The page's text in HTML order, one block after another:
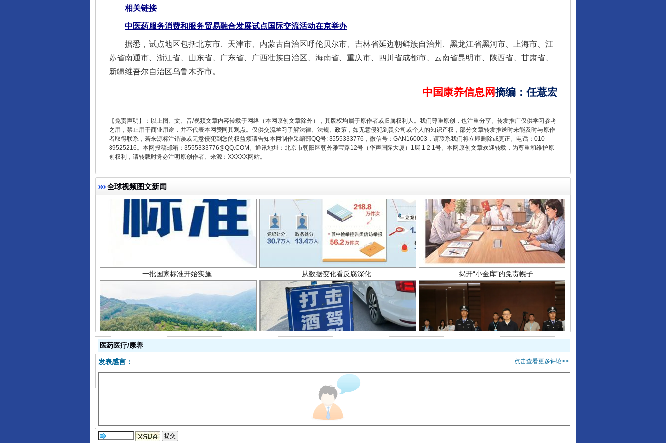
相关链接
中医药服务消费和服务贸易融合发展试点国际交流活动在京举办
据悉，试点地区包括北京市、天津市、内蒙古自治区呼伦贝尔市、吉林省延边朝鲜族自治州、黑龙江省黑河市、上海市、江
苏省南通市、浙江省、山东省、广东省、广西壮族自治区、海南省、重庆市、四川省成都市、云南省昆明市、陕西省、甘肃省、
新疆维吾尔自治区乌鲁木齐市。
中国康养信息网摘编 ：任薏宏
【免责声明】：以上图、文、音/视频文章内容转载于网络（本网原创文章除外），其版权均属于原作者或归属权利人。我们尊重原创，也注重分享。转发推广仅供学习参考
之用，禁止用于商业用途，并不代表本网赞同其观点。仅供交流学习了解法律、法规、政策，如无意侵犯到贵公司或个人的知识产权，部分文章转发推送时未能及时与原作
者取得联系，若来源标注错误或无意侵犯到您的权益烦请告知本网制作采编部QQ号: 3555333776，微信号：GAN160003，请联系我们将立即删除或更正。电话：010-
89525216。本网投稿邮箱：3555333776@QQ.COM。通讯地址：北京市朝阳区朝外雅宝路12号（华声国际大厦）1层 1 2 1号。本网原创文章欢迎转载，为尊重和维护原
创权利，请转载时务必注明原创作者、来源：XXXXX网站。
全球视频图文新闻
千年窑火 生生不息
一批国家标准开始实施 从数据变化看反腐深化 揭开“小金库”的免责幌子
受贿1.44亿！段成刚被判无期
医药医疗/康养
点击查看更多评论>>
发表感言：